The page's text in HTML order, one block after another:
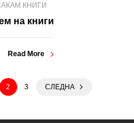
КНИГИ
на книги
Read More
2 3 СЛЕДНА